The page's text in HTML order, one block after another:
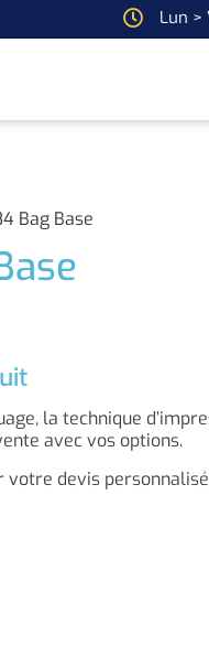
Lun >
Bag Base
la technique
avec vos options.
devis personnalisé